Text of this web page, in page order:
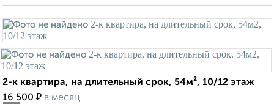
2-к квартира, на длительный срок, 54м², 10/12 этаж
16 500 ₽ в месяц